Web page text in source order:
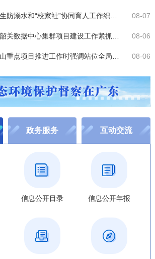
防溺水和“校家社”协同育人工作织密防溺水安全网 推进校家社协同育人 08-07
关数据中心集群项目建设工作紧抓快干 加力奋进 08-06
重点项目推进工作时强调站位全局服务大局 景城联动一体发展 08-06
政务服务 互动交流
信息公开目录 信息公开年报